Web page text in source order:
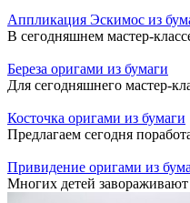
Аппликация Эскимос из
В сегодняшнем мастер-
Береза оригами из бумаги
Для сегодняшнего мастер-
Косточка оригами из бумаги
Предлагаем сегодня
Привидение оригами из
Многих детей